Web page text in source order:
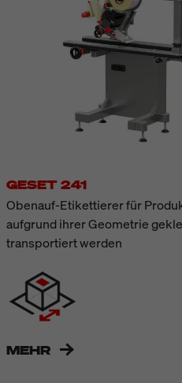
GESET 241
Obenauf-Etikettierer für
aufgrund ihrer Geometrie
transportiert werden
MEHR